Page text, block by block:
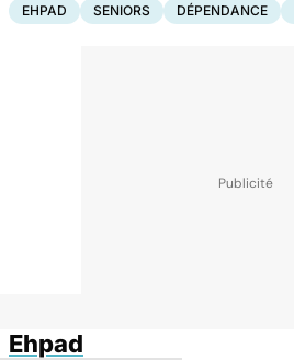
EHPAD SENIORS DÉPENDANCE
Ehpad